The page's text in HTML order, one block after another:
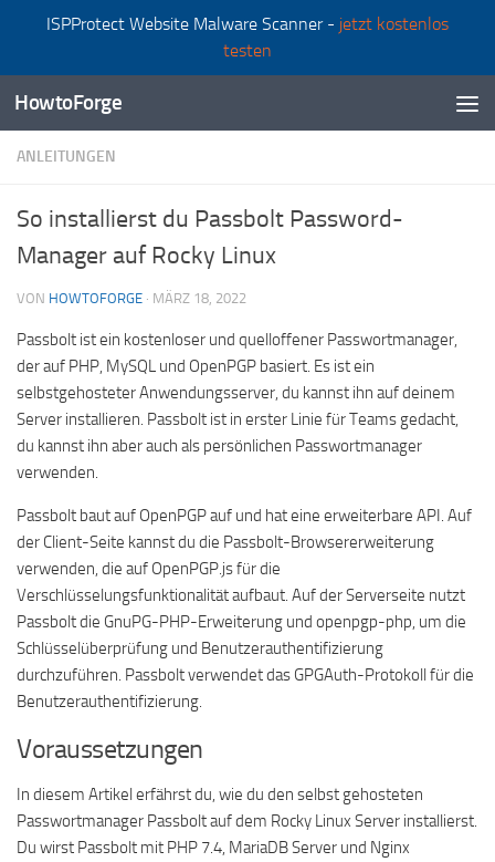
ISPProtect Website Malware Scanner - jetzt kostenlos
testen
Zum Inhalt springen
HowtoForge
ANLEITUNGEN
So installierst du Passbolt Password-
Manager auf Rocky Linux
VON HOWTOFORGE · MÄRZ 18, 2022
Passbolt ist ein kostenloser und quelloffener Passwortmanager,
der auf PHP, MySQL und OpenPGP basiert. Es ist ein
selbstgehosteter Anwendungsserver, du kannst ihn auf deinem
Server installieren. Passbolt ist in erster Linie für Teams gedacht,
du kannst ihn aber auch als persönlichen Passwortmanager
verwenden.
Passbolt baut auf OpenPGP auf und hat eine erweiterbare API. Auf
der Client-Seite kannst du die Passbolt-Browsererweiterung
verwenden, die auf OpenPGP.js für die
Verschlüsselungsfunktionalität aufbaut. Auf der Serverseite nutzt
Passbolt die GnuPG-PHP-Erweiterung und openpgp-php, um die
Schlüsselüberprüfung und Benutzerauthentifizierung
durchzuführen. Passbolt verwendet das GPGAuth-Protokoll für die
Benutzerauthentifizierung.
Voraussetzungen
In diesem Artikel erfährst du, wie du den selbst gehosteten
Passwortmanager Passbolt auf dem Rocky Linux Server installierst.
Du wirst Passbolt mit PHP 7.4, MariaDB Server und Nginx